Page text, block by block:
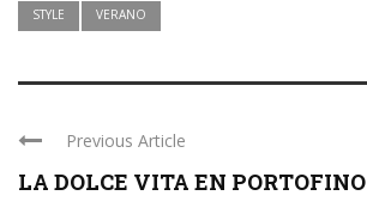
STYLE
VERANO
Previous Article
LA DOLCE VITA EN PORTOFINO